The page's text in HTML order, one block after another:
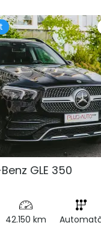
GLE 350
42.150 km